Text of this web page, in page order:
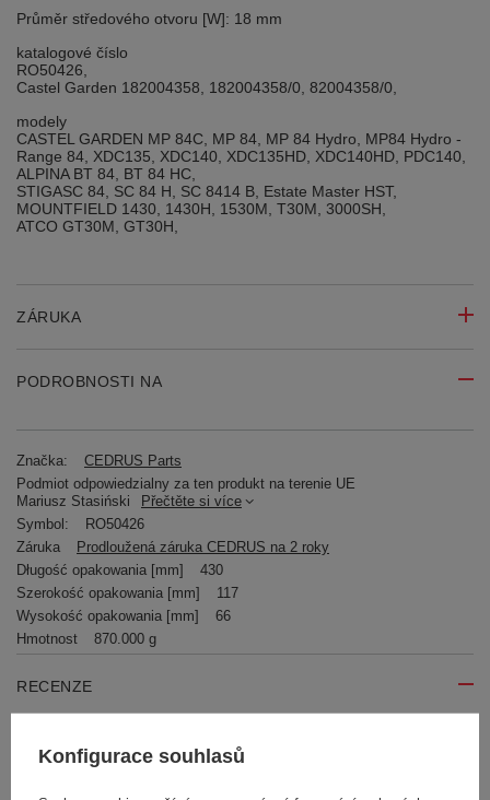
Průměr středového otvoru [W]: 18 mm
katalogové číslo
RO50426,
Castel Garden 182004358, 182004358/0, 82004358/0,
modely
CASTEL GARDEN MP 84C, MP 84, MP 84 Hydro, MP84 Hydro -
Range 84, XDC135, XDC140, XDC135HD, XDC140HD, PDC140,
ALPINA BT 84, BT 84 HC,
STIGASC 84, SC 84 H, SC 8414 B, Estate Master HST,
MOUNTFIELD 1430, 1430H, 1530M, T30M, 3000SH,
ATCO GT30M, GT30H,
ZÁRUKA
PODROBNOSTI NA
Značka:
CEDRUS Parts
Podmiot odpowiedzialny za ten produkt na terenie UE
Mariusz Stasiński
Přečtěte si více
Symbol:
RO50426
Záruka
Prodloužená záruka CEDRUS na 2 roky
Długość opakowania [mm]
430
Szerokość opakowania [mm]
117
Wysokość opakowania [mm]
66
Hmotnost
870.000 g
RECENZE
Napište svoji recenzi
Konfigurace souhlasů